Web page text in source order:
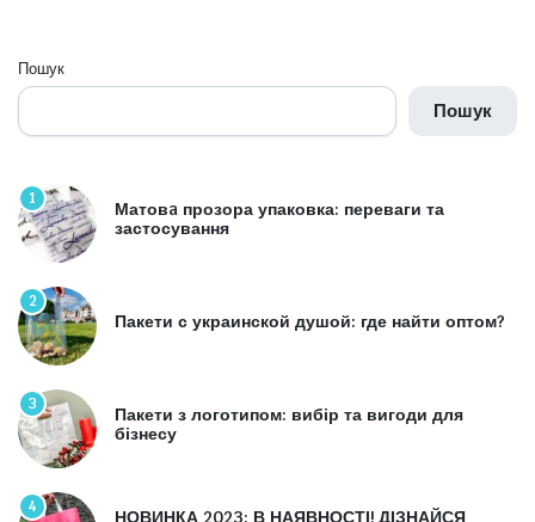
Пошук
Пошук
1
Матовa прозора упаковка: переваги та
застосування
2
Пакети с украинской душой: где найти оптом?
3
Пакети з логотипом: вибір та вигоди для
бізнесу
4
НОВИНКА 2023: В НАЯВНОСТІ! ДІЗНАЙСЯ